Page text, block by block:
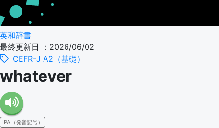
英和辞書
最終更新日 ：2026/06/02
CEFR-J A2（基礎）
whatever
IPA（発音記号）